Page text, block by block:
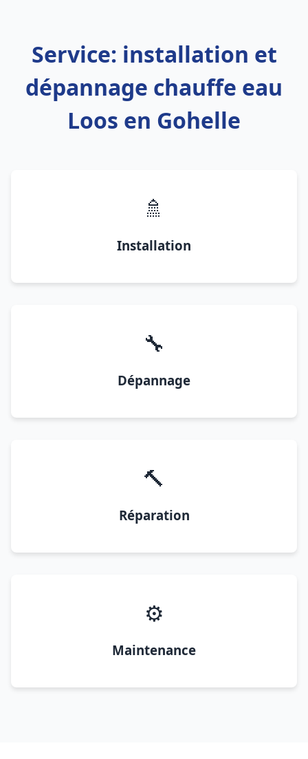
Service: installation et
dépannage chauffe eau
Loos en Gohelle
🚿
Installation
🔧
Dépannage
🔨
Réparation
⚙️
Maintenance